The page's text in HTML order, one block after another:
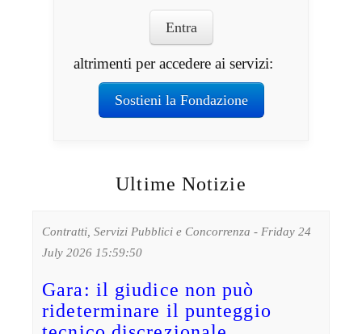
Entra
altrimenti per accedere ai servizi:
Sostieni la Fondazione
Ultime Notizie
Contratti, Servizi Pubblici e Concorrenza - Friday 24
July 2026 15:59:50
Gara: il giudice non può
rideterminare il punteggio